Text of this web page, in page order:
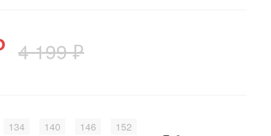
4 199 ₽
134 140 146
152